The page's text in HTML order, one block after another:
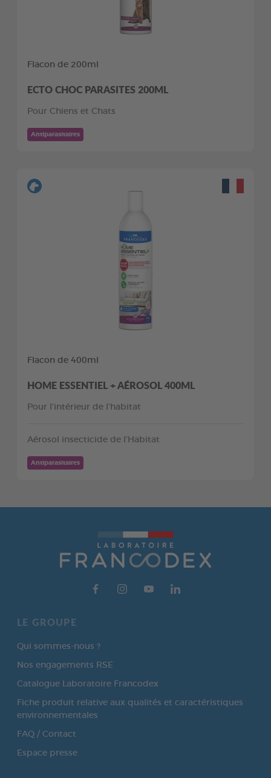
Flacon de 200ml
ECTO CHOC PARASITES 200ML
Pour Chiens et Chats
Antiparasitaires
Flacon de 400ml
HOME ESSENTIEL + AÉROSOL 400ML
Pour l'intérieur de l'habitat
Aérosol insecticide de l'Habitat
Antiparasitaires
LE GROUPE
Qui sommes-nous ?
Nos engagements RSE
Catalogue Laboratoire Francodex
Fiche produit relative aux qualités et caractéristiques
environnementales
FAQ / Contact
Espace presse